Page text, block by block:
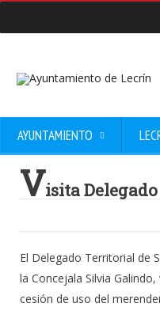
AYUNTAMIENTO
Visita Delegado
El Delegado Territorial de
la Concejala Silvia
cesión de uso del